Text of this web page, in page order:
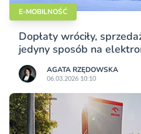
E-MOBILNOŚĆ
Dopłaty wróciły,
jedyny sposób na
AGATA RZĘDOWSKA
06.03.2026 10:10